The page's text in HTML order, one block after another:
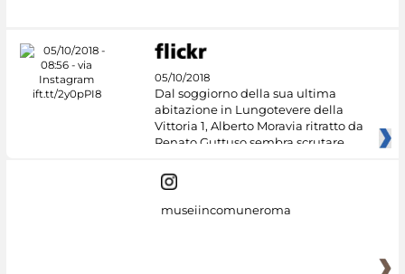
05/10/2018
Dal soggiorno della sua ultima
abitazione in Lungotevere della
Vittoria 1, Alberto Moravia ritratto da
Renato Guttuso sembra scrutare
museiincomuneroma